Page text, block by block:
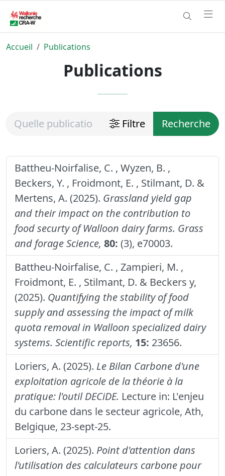
Accueil Publications
Publications
Filtre Recherche
Battheu-Noirfalise, C. , Wyzen, B. ,
Beckers, Y. , Froidmont, E. , Stilmant, D. &
Mertens, A. (2025). Grassland yield gap
and their impact on the contribution to
food securty of Walloon dairy farms. Grass
and forage Science, 80: (3), e70003.
Battheu-Noirfalise, C. , Zampieri, M. ,
Froidmont, E. , Stilmant, D. & Beckers y,
(2025). Quantifying the stability of food
supply and assessing the impact of milk
quota removal in Walloon specialized dairy
systems. Scientific reports, 15: 23656.
Loriers, A. (2025). Le Bilan Carbone d'une
exploitation agricole de la théorie à la
pratique: l'outil DECiDE. Lecture in: L'enjeu
du carbone dans le secteur agricole, Ath,
Belgique, 23-sept-25.
Loriers, A. (2025). Point d'attention dans
l'utilisation des calculateurs carbone pour